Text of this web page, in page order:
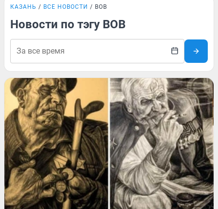
КАЗАНЬ ВСЕ НОВОСТИ ВОВ
Новости по тэгу ВОВ